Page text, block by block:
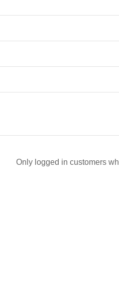
Only logged in customers